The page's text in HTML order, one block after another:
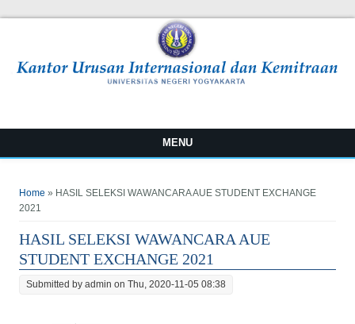
MENU
Home » HASIL SELEKSI WAWANCARA AUE STUDENT EXCHANGE
2021
HASIL SELEKSI WAWANCARA AUE
STUDENT EXCHANGE 2021
Submitted byadmin on Thu, 2020-11-05 08:38